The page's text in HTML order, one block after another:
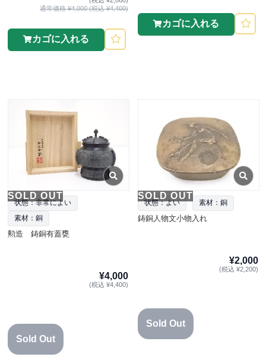
通常価格 ¥4,000 (税込 ¥4,400)
カゴに入れる
カゴに入れる
SOLD OUT
状態：非常によい
素材：銅
勲造 鋳銅有蓋甕
¥4,000
(税込 ¥4,400)
Sold Out
SOLD OUT
状態：よい 素材：銅
鋳銅人物文小物入れ
¥2,000
(税込 ¥2,200)
Sold Out